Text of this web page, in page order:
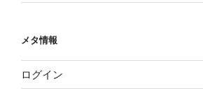
メタ情報
ログイン